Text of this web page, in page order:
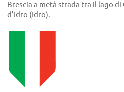
Brescia a metà strada tra il lago di
d’Idro (Idro).